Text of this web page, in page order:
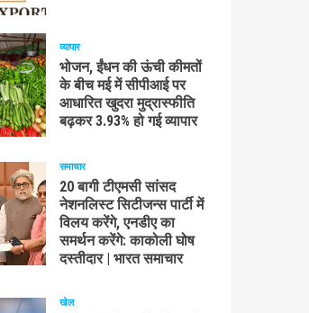
व्यापार
भोजन, ईंधन की ऊंची कीमतों
के बीच मई में सीपीआई पर
आधारित खुदरा मुद्रास्फीति
बढ़कर 3.93% हो गई व्यापार
समाचार
20 बागी टीएमसी सांसद
नेशनलिस्ट सिटीजन्स पार्टी में
विलय करेंगे, एनडीए का
समर्थन करेंगे: काकोली घोष
दस्तीदार | भारत समाचार
खेल